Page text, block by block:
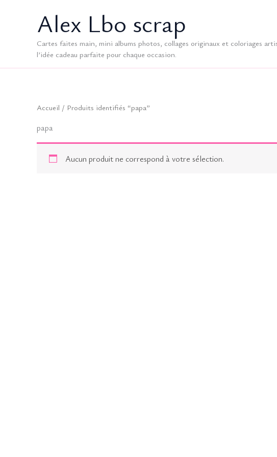
Alex Lbo scrap
Cartes faites main, mini albums photos, collages originaux et coloriages
l’idée cadeau parfaite pour chaque occasion.
Accueil / Produits identifiés “papa”
papa
Aucun produit ne correspond à votre sélection.